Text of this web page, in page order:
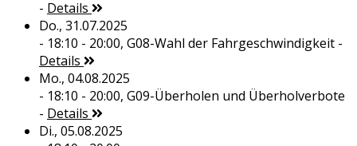
- Details
Do., 31.07.2025
- 18:10 - 20:00, G08-Wahl der Fahrgeschwindigkeit-
Details
Mo., 04.08.2025
- 18:10 - 20:00, G09-Überholen und Überholverbote
- Details
Di., 05.08.2025